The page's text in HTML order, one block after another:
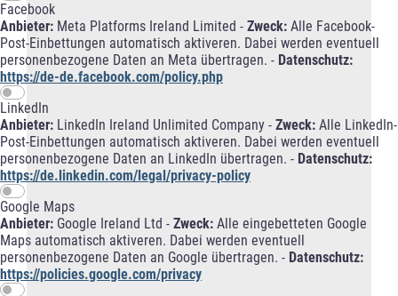
Facebook
Anbieter: Meta Platforms Ireland Limited - Zweck: Alle Facebook-
Post-Einbettungen automatisch aktiveren. Dabei werden eventuell
personenbezogene Daten an Meta übertragen. - Datenschutz:
https://de-de.facebook.com/policy.php
LinkedIn
Anbieter: LinkedIn Ireland Unlimited Company - Zweck: Alle LinkedIn-
Post-Einbettungen automatisch aktiveren. Dabei werden eventuell
personenbezogene Daten an LinkedIn übertragen. - Datenschutz:
https://de.linkedin.com/legal/privacy-policy
Google Maps
Anbieter: Google Ireland Ltd - Zweck: Alle eingebetteten Google
Maps automatisch aktiveren. Dabei werden eventuell
personenbezogene Daten an Google übertragen. - Datenschutz:
https://policies.google.com/privacy